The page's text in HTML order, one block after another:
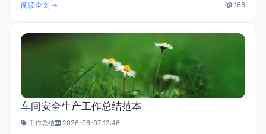
综合素质有了新的提高。一、..
阅读全文 → 168
车间安全生产工作总结范本
工作总结 2026-06-07 12:46